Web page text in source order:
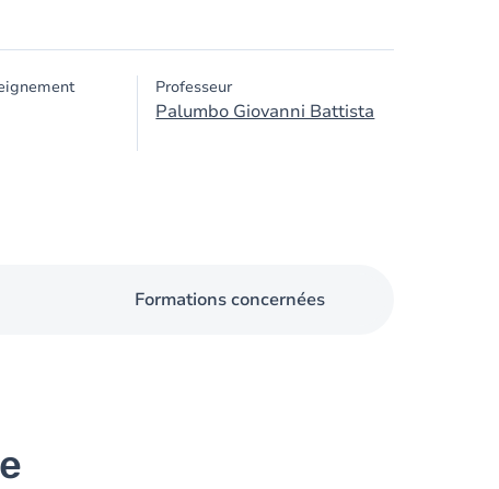
Professeur
Palumbo Giovanni Battista
Formations concernées